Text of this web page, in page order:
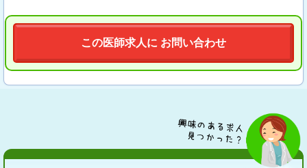
この医師求人に お問い合わせ